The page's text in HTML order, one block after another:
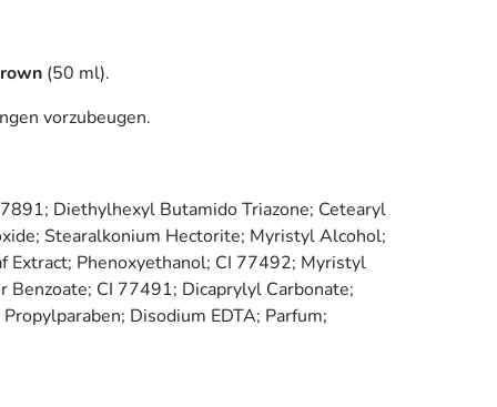
(50 ml).
vorzubeugen.
Diethylhexyl Butamido Triazone; Cetearyl
Stearalkonium Hectorite; Myristyl Alcohol;
Extract; Phenoxyethanol; CI 77492; Myristyl
CI 77491; Dicaprylyl Carbonate;
Disodium EDTA; Parfum;